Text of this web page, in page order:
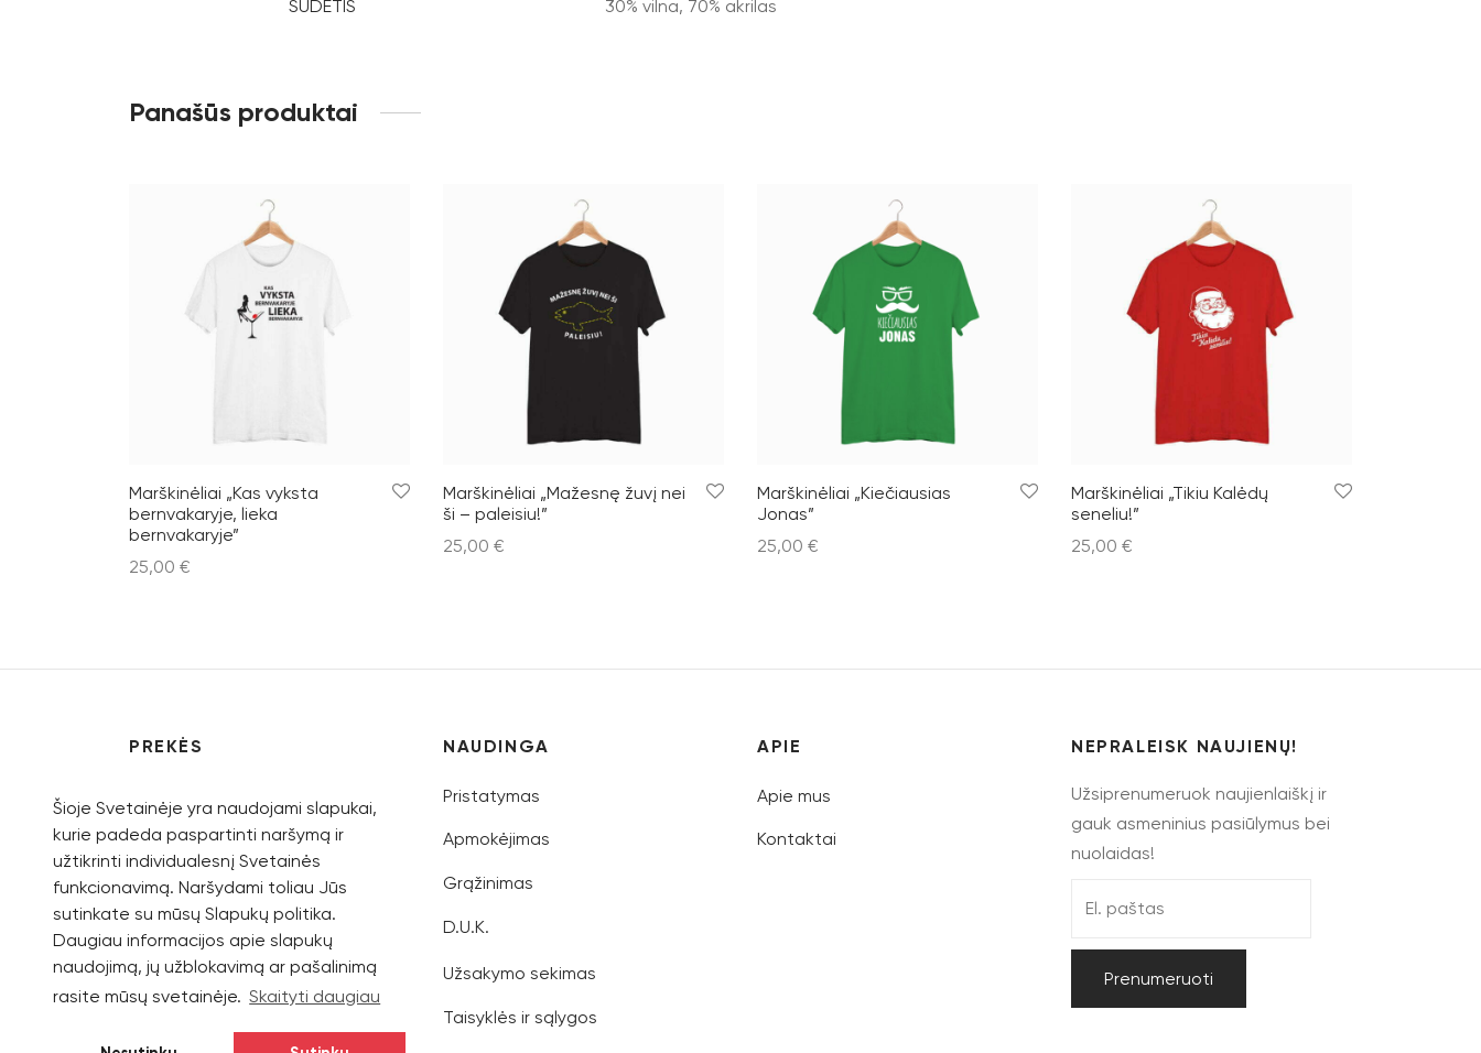
SUDĖTIS 30% vilna, 70% akrilas
Panašūs produktai
Marškinėliai „Kas vyksta
bernvakaryje, lieka
bernvakaryje”
25,00 €
Marškinėliai „Mažesnę žuvį nei
ši – paleisiu!”
25,00 €
Marškinėliai „Kiečiausias
Jonas”
25,00 €
Marškinėliai „Tikiu Kalėdų
seneliu!”
25,00 €
PREKĖS
Moterims
Vaikams
Kolekcijos
NAUDINGA
Pristatymas
Apmokėjimas
Grąžinimas
D.U.K.
Užsakymo sekimas
Taisyklės ir sąlygos
APIE
Apie mus
Kontaktai
NEPRALEISK NAUJIENŲ!
Užsiprenumeruok naujienlaiškį ir
gauk asmeninius pasiūlymus bei
nuolaidas!
Prenumeruoti
Šioje Svetainėje yra naudojami slapukai,
kurie padeda paspartinti naršymą ir
užtikrinti individualesnį Svetainės
funkcionavimą. Naršydami toliau Jūs
sutinkate su mūsų Slapukų politika.
Daugiau informacijos apie slapukų
naudojimą, jų užblokavimą ar pašalinimą
rasite mūsų svetainėje. Skaityti daugiau